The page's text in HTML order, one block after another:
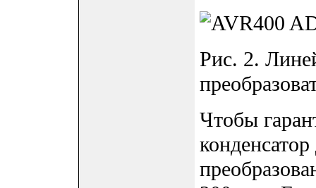
Рис. 2.
Чтобы